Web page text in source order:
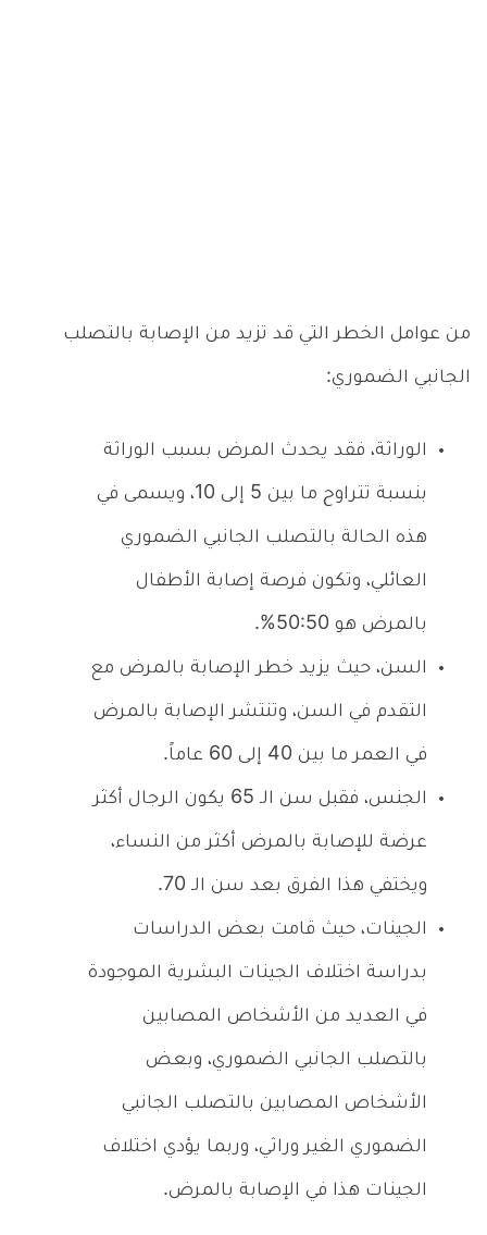
من عوامل الخطر التي قد تزيد من الإصابة بالتصلب
الجانبي الضموري:
الوراثة، فقد يحدث المرض بسبب الوراثة
بنسبة تتراوح ما بين 5 إلى 10، ويسمى في
هذه الحالة بالتصلب الجانبي الضموري
العائلي، وتكون فرصة إصابة الأطفال
بالمرض هو 50:50%.
السن، حيث يزيد خطر الإصابة بالمرض مع
التقدم في السن، وتنتشر الإصابة بالمرض
في العمر ما بين 40 إلى 60 عاماً.
الجنس، فقبل سن الـ 65 يكون الرجال أكثر
عرضة للإصابة بالمرض أكثر من النساء،
ويختفي هذا الفرق بعد سن الـ 70.
الجينات، حيث قامت بعض الدراسات
بدراسة اختلاف الجينات البشرية الموجودة
في العديد من الأشخاص المصابين
بالتصلب الجانبي الضموري، وبعض
الأشخاص المصابين بالتصلب الجانبي
الضموري الغير وراثي، وربما يؤدي اختلاف
الجينات هذا في الإصابة بالمرض.